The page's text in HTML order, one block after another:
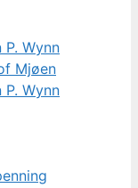
P. Wynn
Mjøen
P. Wynn